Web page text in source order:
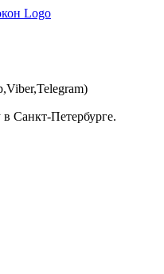
Санкт-Петербурге.